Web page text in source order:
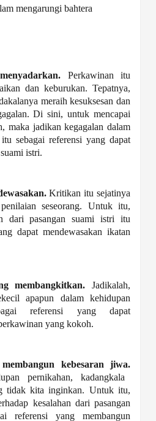
mengarungi bahtera
Perkawinan itu
dan keburukan. Tepatnya,
meraih kesuksesan dan
Di sini, untuk mencapai
maka jadikan kegagalan dalam
sebagai referensi yang dapat
istri.
Kritikan itu sejatinya
seseorang. Untuk itu,
dari pasangan suami istri itu
dapat mendewasakan ikatan
membangkitkan. Jadikalah,
apapun dalam kehidupan
referensi yang dapat
yang kokoh.
kebesaran jiwa.
pernikahan, kadangkala
tidak kita inginkan. Untuk itu,
kesalahan dari pasangan
referensi yang membangun